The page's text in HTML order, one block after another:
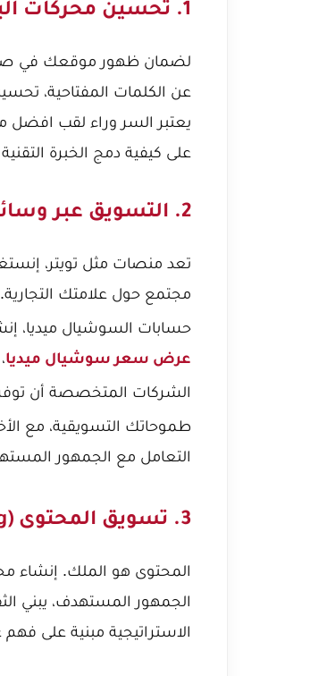
1. تحسين محركات البحث (SEO):
عن الكلمات المفتاحية،
يعتبر السر وراء لقب افضل
على كيفية دمج الخبرة
2. التسويق عبر وسائل التواصل الاجتماعي (SMM):
تعد منصات مثل تويتر،
مجتمع حول علامتك
حسابات السوشيال ميديا،
عرض سعر سوشيال ميديا
الشركات المتخصصة أن
طموحاتك التسويقية، مع
التعامل مع الجمهور
3. تسويق المحتوى (Content Marketing):
المحتوى هو الملك. إنشاء
الجمهور المستهدف، يبني
الاستراتيجية مبنية على